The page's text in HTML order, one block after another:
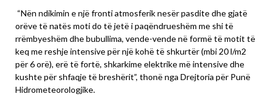
“Nën ndikimin e një fronti atmosferik nesër pasdite dhe gjatë
orëve të natës moti do të jetë i paqëndrueshëm me shi të
rrëmbyeshëm dhe bubullima, vende-vende në formë të motit të
keq me reshje intensive për një kohë të shkurtër (mbi 20 l/m2
për 6 orë), erë të fortë, shkarkime elektrike më intensive dhe
kushte për shfaqje të breshërit”, thonë nga Drejtoria për Punë
Hidrometeorologjike.